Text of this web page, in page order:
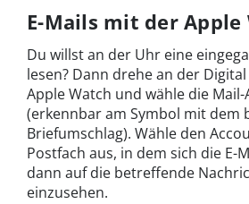
E-Mails mit der Apple
Du willst an der Uhr eine
lesen? Dann drehe an der
Apple Watch und wähle die Mail-
(erkennbar am Symbol mit dem
Briefumschlag). Wähle den
Postfach aus, in dem sich die E-
dann auf die betreffende
einzusehen.